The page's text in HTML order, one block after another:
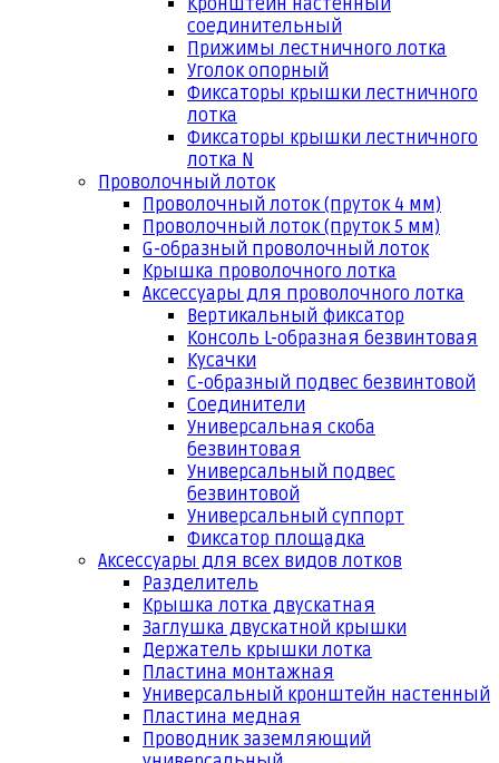
Кронштейн настенный
соединительный
Прижимы лестничного лотка
Уголок опорный
Фиксаторы крышки лестничного
лотка
Фиксаторы крышки лестничного
лотка N
Проволочный лоток
Проволочный лоток (пруток 4 мм)
Проволочный лоток (пруток 5 мм)
G-образный проволочный лоток
Крышка проволочного лотка
Аксессуары для проволочного лотка
Вертикальный фиксатор
Консоль L-образная безвинтовая
Кусачки
С-образный подвес безвинтовой
Соединители
Универсальная скоба
безвинтовая
Универсальный подвес
безвинтовой
Универсальный суппорт
Фиксатор площадка
Аксессуары для всех видов лотков
Разделитель
Крышка лотка двускатная
Заглушка двускатной крышки
Держатель крышки лотка
Пластина монтажная
Универсальный кронштейн настенный
Пластина медная
Проводник заземляющий